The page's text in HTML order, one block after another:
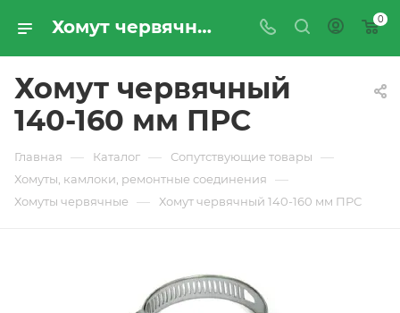
Хомут червячный 140-160 мм ПРС - купить по цене производителя с доставкой по Москве и России | ПРОМРЕСУРССЕРВИС 0
Хомут червячный
140-160 мм ПРС
Главная — Каталог — Сопутствующие товары —
Хомуты, камлоки, ремонтные соединения —
Хомуты червячные — Хомут червячный 140-160 мм ПРС